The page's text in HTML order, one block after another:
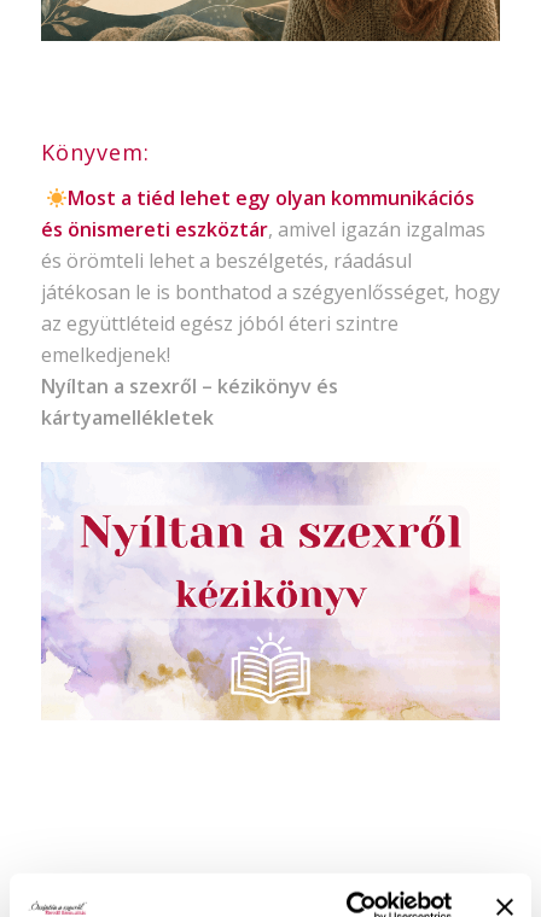
Könyvem:
Most a tiéd lehet egy olyan kommunikációs
és önismereti eszköztár, amivel igazán izgalmas
és örömteli lehet a beszélgetés, ráadásul
játékosan le is bonthatod a szégyenlősséget, hogy
az együttléteid egész jóból éteri szintre
emelkedjenek!
Nyíltan a szexről – kézikönyv és
kártyamellékletek